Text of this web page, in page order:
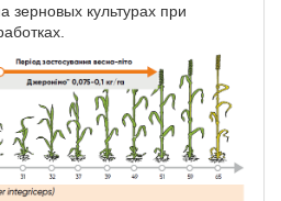
зерновых культурах при